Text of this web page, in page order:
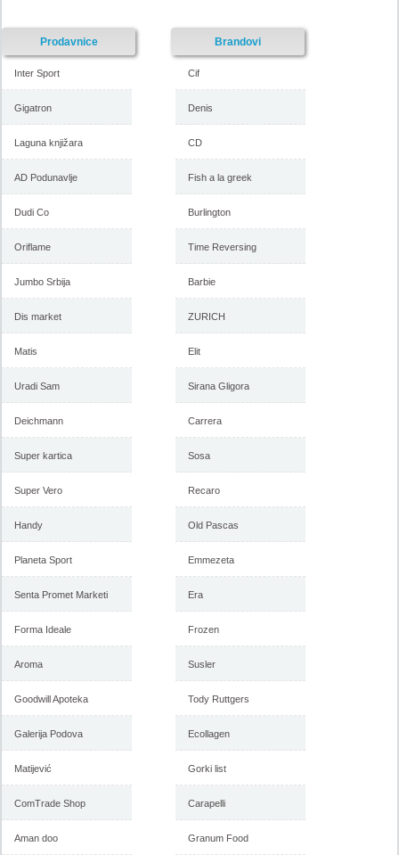
Prodavnice
Inter Sport
Gigatron
Laguna knjižara
AD Podunavlje
Dudi Co
Oriflame
Jumbo Srbija
Dis market
Matis
Uradi Sam
Deichmann
Super kartica
Super Vero
Handy
Planeta Sport
Senta Promet Marketi
Forma Ideale
Aroma
Goodwill Apoteka
Galerija Podova
Matijević
ComTrade Shop
Aman doo
Brandovi
Cif
Denis
CD
Fish a la greek
Burlington
Time Reversing
Barbie
ZURICH
Elit
Sirana Gligora
Carrera
Sosa
Recaro
Old Pascas
Emmezeta
Era
Frozen
Susler
Tody Ruttgers
Ecollagen
Gorki list
Carapelli
Granum Food